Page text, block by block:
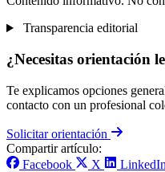
Transparencia editorial
¿Necesitas orientación
Te explicamos opciones
contacto con un profesional
Solicitar orientación
Compartir artículo:
Facebook
X LinkedIn